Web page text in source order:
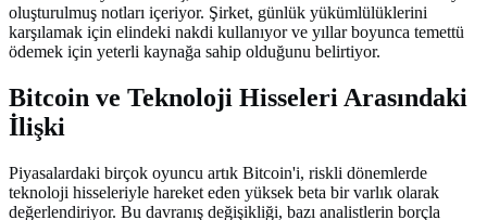
oluşturulmuş notları içeriyor. Şirket, günlük yükümlülüklerini
karşılamak için elindeki nakdi kullanıyor ve yıllar boyunca temettü
ödemek için yeterli kaynağa sahip olduğunu belirtiyor.
Bitcoin ve Teknoloji Hisseleri Arasındaki
İlişki
Piyasalardaki birçok oyuncu artık Bitcoin'i, riskli dönemlerde
teknoloji hisseleriyle hareket eden yüksek beta bir varlık olarak
değerlendiriyor. Bu davranış değişikliği, bazı analistlerin borçla